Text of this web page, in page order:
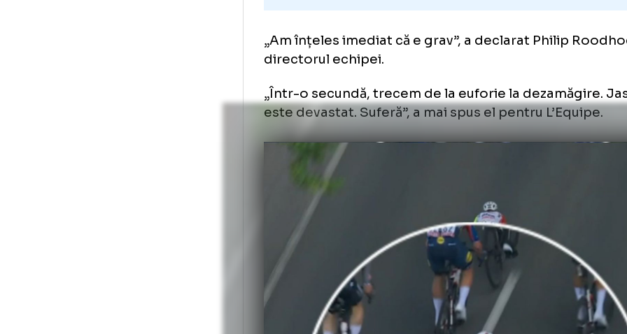
intermediate sprint and it looks like a bad one
That might be the end of Jasper Philipsen's
pic.twitter.com/oUbuDJzzh2
— Cycling on TNT Sports (@cyclingontnt)
„Am înțeles imediat că e grav”, a declarat
directorul echipei.
„Într-o secundă, trecem de la euforie la
este devastat. Suferă”, a mai spus el pentru